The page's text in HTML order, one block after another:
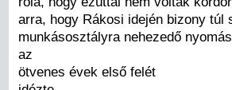
arra, hogy Rákosi idején bizony túl
munkásosztályra nehezedő
az
ötvenes évek első felét